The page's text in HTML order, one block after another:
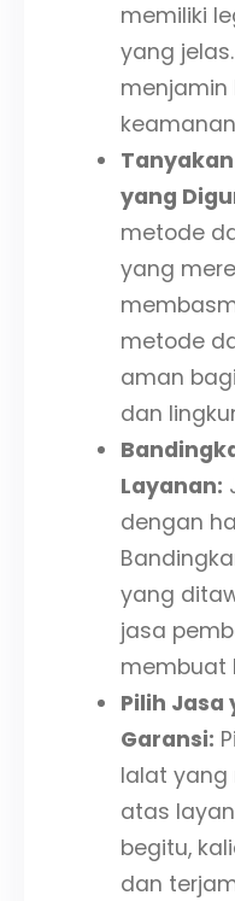
memiliki
yang
menjamin
yang
metode
yang
metode
aman
dan
Layanan:
dengan
yang
jasa
membuat
Pilih
Garansi:
lalat yang
atas
begitu,
dan